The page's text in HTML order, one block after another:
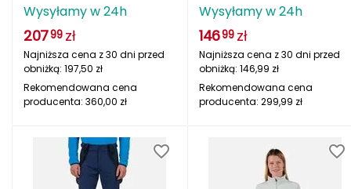
PATHFINDER
POC
PROSKARY
impregnowane
fioletowy
Wysyłamy w 24h
20799 zł
Najniższa cena z 30 dni przed
obniżką: 197,50 zł
Rekomendowana cena
producenta: 360,00 zł
narciarska
4FJWAW25TTJAM0822
czarny
Wysyłamy w 24h
14699 zł
Najniższa cena z 30 dni przed
obniżką: 146,99 zł
Rekomendowana cena
producenta: 299,99 zł